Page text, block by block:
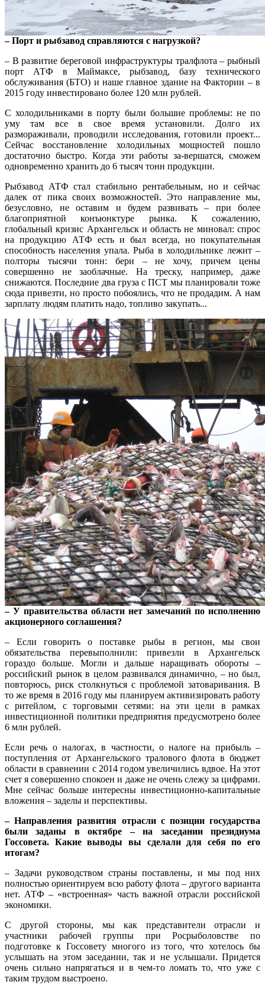
– Порт и рыбзавод справляются с нагрузкой?
– В развитие береговой инфраструктуры тралфлота – рыбный
порт АТФ в Маймаксе, рыбзавод, базу технического
обслуживания (БТО) и наше главное здание на Фактории – в
2015 году инвестировано более 120 млн рублей.
С холодильниками в порту были большие проблемы: не по
уму там все в свое время установили. Долго их
размораживали, проводили исследования, готовили проект...
Сейчас восстановление холодильных мощностей пошло
достаточно быстро. Когда эти работы за-вершатся, сможем
одновременно хранить до 6 тысяч тонн продукции.
Рыбзавод АТФ стал стабильно рентабельным, но и сейчас
далек от пика своих возможностей. Это направление мы,
безусловно, не оставим и будем развивать – при более
благоприятной конъюнктуре рынка. К сожалению,
глобальный кризис Архангельск и область не миновал: спрос
на продукцию АТФ есть и был всегда, но покупательная
способность населения упала. Рыба в холодильнике лежит –
полторы тысячи тонн: бери – не хочу, причем цены
совершенно не заоблачные. На треску, например, даже
снижаются. Последние два груза с ПСТ мы планировали тоже
сюда привезти, но просто побоялись, что не продадим. А нам
зарплату людям платить надо, топливо закупать...
– У правительства области нет замечаний по исполнению
акционерного соглашения?
– Если говорить о поставке рыбы в регион, мы свои
обязательства перевыполнили: привезли в Архангельск
гораздо больше. Могли и дальше наращивать обороты –
российский рынок в целом развивался динамично, – но был,
повторюсь, риск столкнуться с проблемой затоваривания. В
то же время в 2016 году мы планируем активизировать работу
с ритейлом, с торговыми сетями: на эти цели в рамках
инвестиционной политики предприятия предусмотрено более
6 млн рублей.
Если речь о налогах, в частности, о налоге на прибыль –
поступления от Архангельского тралового флота в бюджет
области в сравнении с 2014 годом увеличились вдвое. На этот
счет я совершенно спокоен и даже не очень слежу за цифрами.
Мне сейчас больше интересны инвестиционно-капитальные
вложения – заделы и перспективы.
– Направления развития отрасли с позиции государства
были заданы в октябре – на заседании президиума
Госсовета. Какие выводы вы сделали для себя по его
итогам?
– Задачи руководством страны поставлены, и мы под них
полностью ориентируем всю работу флота – другого варианта
нет. АТФ – «встроенная» часть важной отрасли российской
экономики.
С другой стороны, мы как представители отрасли и
участники рабочей группы при Росрыболовстве по
подготовке к Госсовету многого из того, что хотелось бы
услышать на этом заседании, так и не услышали. Придется
очень сильно напрягаться и в чем-то ломать то, что уже с
таким трудом выстроено.